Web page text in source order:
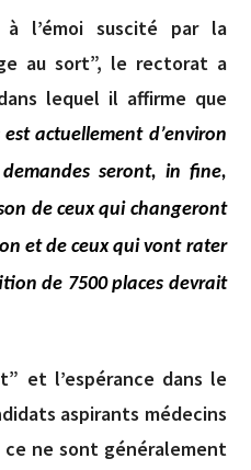
l’émoi suscité par la
au sort”, le rectorat a
lequel il affirme que
actuellement d’environ
seront, in fine,
de ceux qui changeront
et de ceux qui vont rater
de 7500 places devrait
et l’espérance dans le
aspirants médecins
ne sont généralement